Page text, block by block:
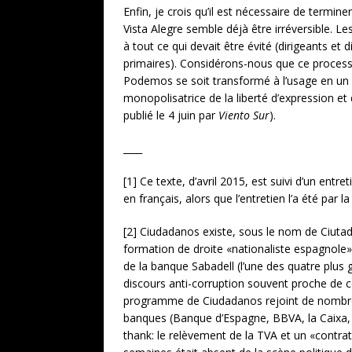
Enfin, je crois qu’il est nécessaire de
Vista Alegre semble déjà être irréversible.
à tout ce qui devait être évité (dirigeants et
primaires). Considérons-nous que ce
Podemos se soit transformé à l’usage en
monopolisatrice de la liberté d’expression
publié le 4 juin par Viento Sur).
[1] Ce texte, d’avril 2015, est suivi d’un
en français, alors que l’entretien l’a été par
[2] Ciudadanos existe, sous le nom de
formation de droite «nationaliste
de la banque Sabadell (l’une des quatre
discours anti-corruption souvent proche de
programme de Ciudadanos rejoint de
banques (Banque d’Espagne, BBVA, la
thank: le relèvement de la TVA et un